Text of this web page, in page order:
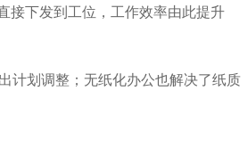
接下发到工位，工作效率由此提升
划调整；无纸化办公也解决了纸质